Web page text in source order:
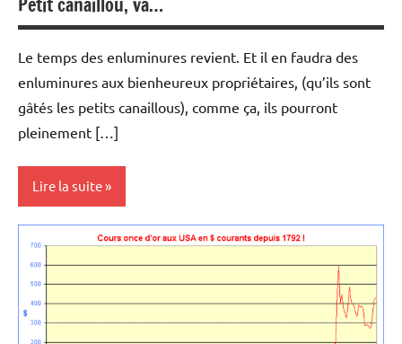
Le temps des enluminures revient. Et il en faudra des
enluminures aux bienheureux propriétaires, (qu’ils sont
gâtés les petits canaillous), comme ça, ils pourront
pleinement […]
Lire la suite
Actualités